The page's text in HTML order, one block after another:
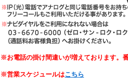
※お電話の掛け間違いが増えております。
※営業スケジュールはこちら